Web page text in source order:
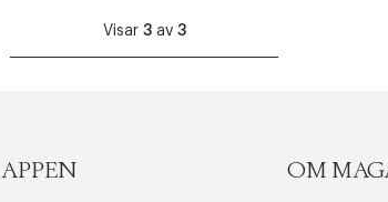
Visar 3av 3
APPEN OM